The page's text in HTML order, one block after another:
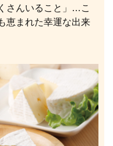
さんいること」…こ
恵まれた幸運な出来